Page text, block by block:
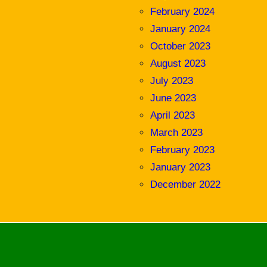
February 2024
January 2024
October 2023
August 2023
July 2023
June 2023
April 2023
March 2023
February 2023
January 2023
December 2022